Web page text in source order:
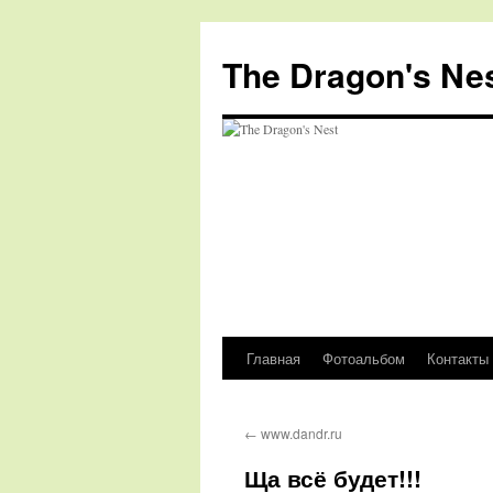
The Dragon's
Перейти
содержимому
Главная Фотоальбом Контакты
← www.dandr.ru
Ща всё будет!!!